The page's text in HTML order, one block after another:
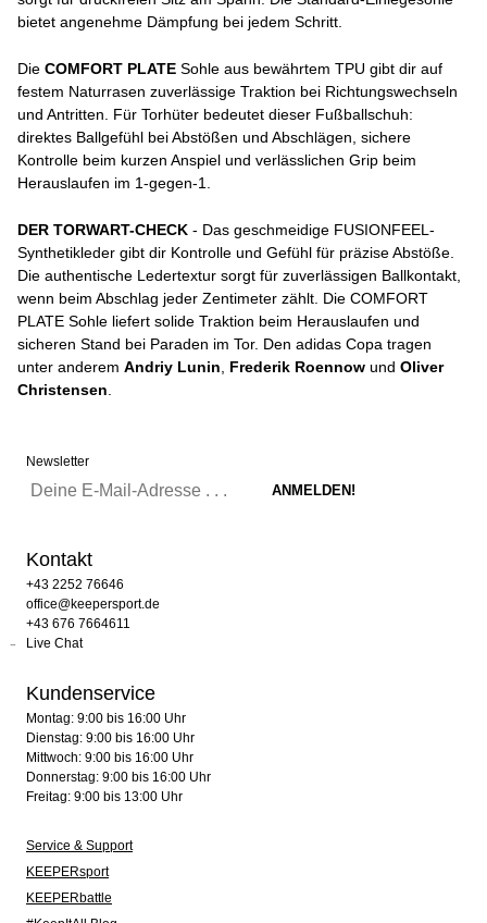
bietet angenehme Dämpfung bei jedem Schritt.
Die COMFORT PLATE Sohle aus bewährtem TPU gibt dir auf
festem Naturrasen zuverlässige Traktion bei Richtungswechseln
und Antritten. Für Torhüter bedeutet dieser Fußballschuh:
direktes Ballgefühl bei Abstößen und Abschlägen, sichere
Kontrolle beim kurzen Anspiel und verlässlichen Grip beim
Herauslaufen im 1-gegen-1.
DER TORWART-CHECK - Das geschmeidige FUSIONFEEL-
Synthetikleder gibt dir Kontrolle und Gefühl für präzise Abstöße.
Die authentische Ledertextur sorgt für zuverlässigen Ballkontakt,
wenn beim Abschlag jeder Zentimeter zählt. Die COMFORT
PLATE Sohle liefert solide Traktion beim Herauslaufen und
sicheren Stand bei Paraden im Tor. Den adidas Copa tragen
unter anderem Andriy Lunin Frederik Roennow und Oliver
Christensen
Newsletter
Kontakt
+43 2252 76646
office@keepersport.de
+43 676 7664611
Live Chat
Kundenservice
Montag: 9:00 bis 16:00 Uhr
Dienstag: 9:00 bis 16:00 Uhr
Mittwoch: 9:00 bis 16:00 Uhr
Donnerstag: 9:00 bis 16:00 Uhr
Freitag: 9:00 bis 13:00 Uhr
Service & Support
KEEPERsport
KEEPERbattle